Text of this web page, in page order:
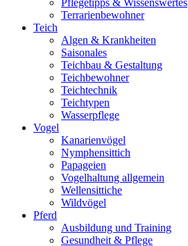
Pflegetipps & Wissenswertes
Terrarienbewohner
Teich
Algen & Krankheiten
Saisonales
Teichbau & Gestaltung
Teichbewohner
Teichtechnik
Teichtypen
Wasserpflege
Vogel
Kanarienvögel
Nymphensittich
Papageien
Vogelhaltung allgemein
Wellensittiche
Wildvögel
Pferd
Ausbildung und Training
Gesundheit & Pflege